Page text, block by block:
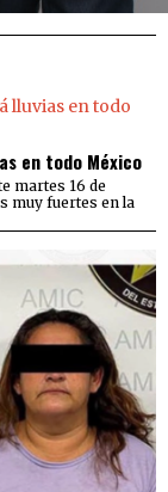
en todo México
martes 16 de
muy fuertes en la